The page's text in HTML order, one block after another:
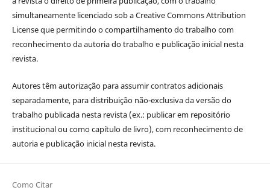
simultaneamente licenciado sob a Creative Commons Attribution
License que permitindo o compartilhamento do trabalho com
reconhecimento da autoria do trabalho e publicação inicial nesta
revista.
Autores têm autorização para assumir contratos adicionais
separadamente, para distribuição não-exclusiva da versão do
trabalho publicada nesta revista (ex.: publicar em repositório
institucional ou como capítulo de livro), com reconhecimento de
autoria e publicação inicial nesta revista.
Como Citar